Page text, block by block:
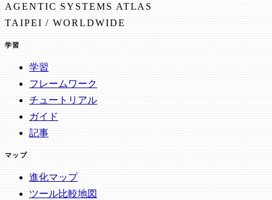
AGENTIC SYSTEMS ATLAS
TAIPEI / WORLDWIDE
学習
学習
フレームワーク
チュートリアル
ガイド
記事
マップ
進化マップ
ツール比較地図